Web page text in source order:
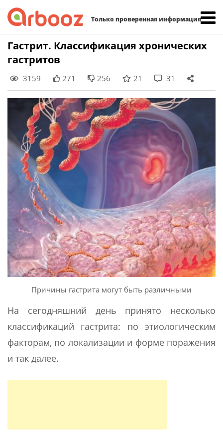
Только проверенная информация
Skip
content
Гастрит. Классификация хронических
гастритов
3159 271 256 21 31
Причины гастрита могут быть различными
На сегодняшний день принято несколько
классификаций гастрита: по этиологическим
факторам, по локализации и форме поражения
и так далее.
Найти: